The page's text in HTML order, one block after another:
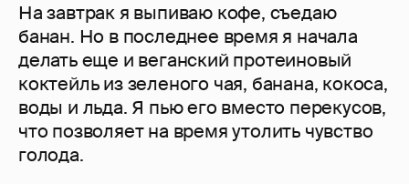
На завтрак я выпиваю кофе, съедаю
банан. Но в последнее время я начала
делать еще и веганский протеиновый
коктейль из зеленого чая, банана, кокоса,
воды и льда. Я пью его вместо перекусов,
что позволяет на время утолить чувство
голода.